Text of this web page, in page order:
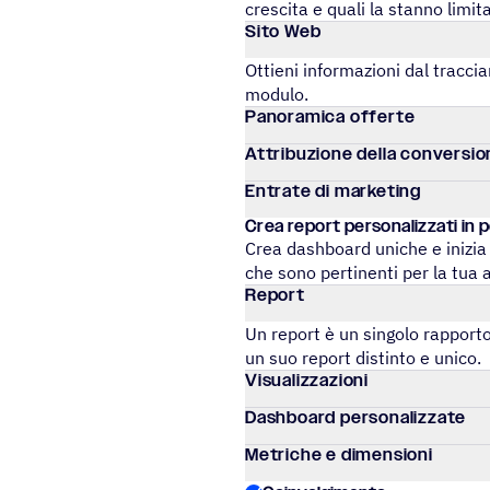
crescita e quali la stanno
Sito Web
Ottieni infor­ma­zioni dal
modulo.
Pano­ra­mica offerte
Attri­bu­zione della
Entrate di marketing
Crea report perso­na­liz­zati in
Crea dashboard uniche e
che sono pertinenti per la tua
Report
Un report è un singolo
un suo report distinto e unico.
Visua­liz­za­zioni
Dash­board personalizzate
Metri­che e dimensioni